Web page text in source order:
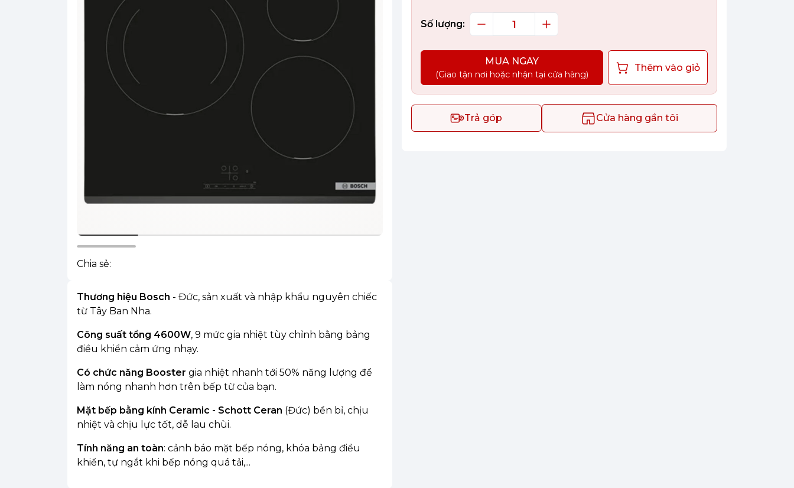
Chia sẻ:
Thương hiệu Bosch - Đức, sản xuất và nhập khẩu nguyên chiếc
từ Tây Ban Nha.
Công suất tổng 4600W, 9 mức gia nhiệt tùy chỉnh bằng bảng
điều khiển cảm ứng nhạy.
Có chức năng Booster gia nhiệt nhanh tới 50% năng lượng để
làm nóng nhanh hơn trên bếp từ của bạn.
Mặt bếp bằng kính Ceramic - Schott Ceran (Đức) bền bỉ, chịu
nhiệt và chịu lực tốt, dễ lau chùi.
Tính năng an toàn: cảnh báo mặt bếp nóng, khóa bảng điều
khiển, tự ngắt khi bếp nóng quá tải,...
Số lượng:
MUA NGAY
(Giao tận nơi hoặc nhận tại cửa hàng)
Thêm vào giỏ
Trả góp Cửa hàng gần tôi